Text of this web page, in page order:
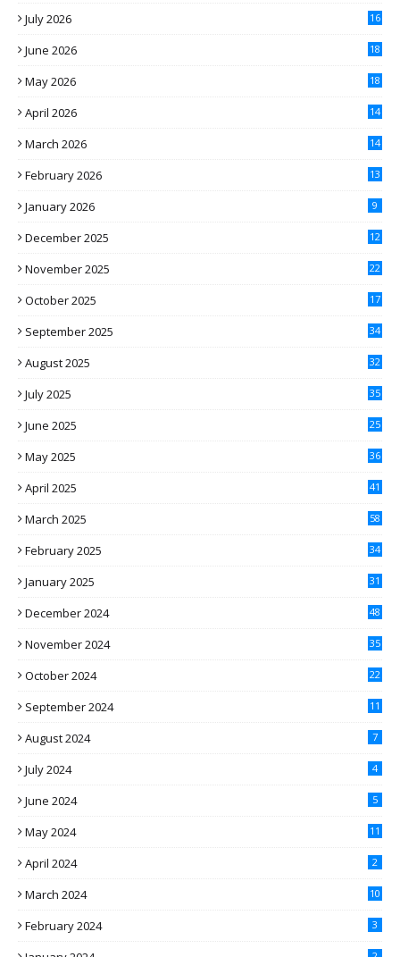
July 2026 16
June 2026 18
May 2026 18
April 2026 14
March 2026 14
February 2026 13
January 2026 9
December 2025 12
November 2025 22
October 2025 17
September 2025 34
August 2025 32
July 2025 35
June 2025 25
May 2025 36
April 2025 41
March 2025 58
February 2025 34
January 2025 31
December 2024 48
November 2024 35
October 2024 22
September 2024 11
August 2024 7
July 2024 4
June 2024 5
May 2024 11
April 2024 2
March 2024 10
February 2024 3